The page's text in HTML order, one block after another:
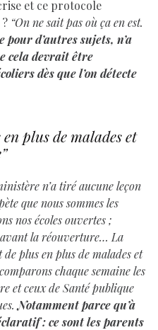
et ce protocole
“On ne sait pas où ça en est.
d’autres sujets, n’a
cela devrait être
dès que l’on détecte
plus de malades et
n’a tiré aucune leçon
que nous sommes les
nos écoles ouvertes ;
la réouverture… La
plus en plus de malades et
chaque semaine les
et ceux de Santé publique
Notamment parce qu’à
: ce sont les parents